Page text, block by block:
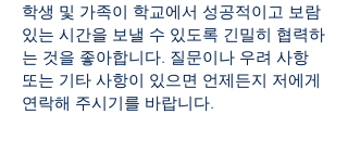
학생 및 가족이 학교에서 성공적이고 보람
있는 시간을 보낼 수 있도록 긴밀히 협력하
는 것을 좋아합니다. 질문이나 우려 사항
또는 기타 사항이 있으면 언제든지 저에게
연락해 주시기를 바랍니다.